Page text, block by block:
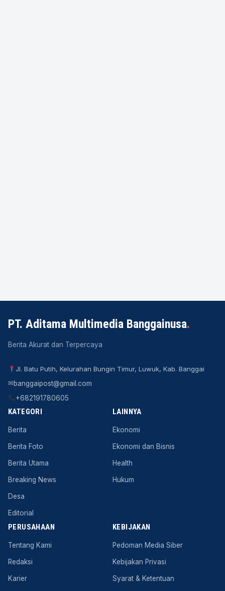
PT. Aditama Multimedia Banggainusa.
Berita Akurat dan Terpercaya
Jl. Batu Putih, Kelurahan Bungin Timur, Luwuk, Kab. Banggai
✉banggaipost@gmail.com
+682191780605
KATEGORI
Berita
Berita Foto
Berita Utama
Breaking News
Desa
Editorial
LAINNYA
Ekonomi
Ekonomi dan Bisnis
Health
Hukum
PERUSAHAAN
Tentang Kami
Redaksi
Karier
KEBIJAKAN
Pedoman Media Siber
Kebijakan Privasi
Syarat & Ketentuan